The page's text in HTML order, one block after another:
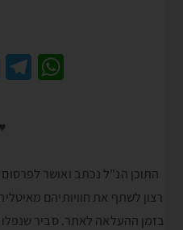
W
p
p
♥
התוכן הנ"ל נכתב ואושר
רצון לשתף את חוויותיהם
בזמן ההעלאה לאתר. סביר שנפלו